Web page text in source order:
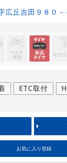
広丘吉田９８０－
ETC取付
お気に入り登録